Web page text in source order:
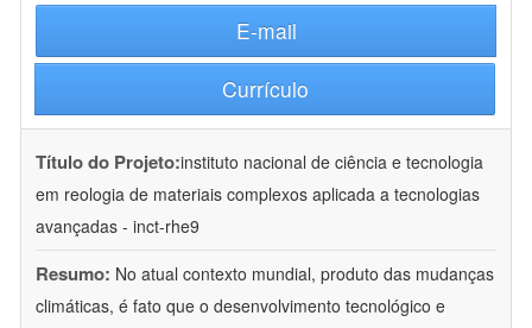
E-mail
Currículo
Título do Projeto:instituto nacional de ciência e tecnologia
em reologia de materiais complexos aplicada a tecnologias
avançadas - inct-rhe9
Resumo: No atual contexto mundial, produto das mudanças
climáticas, é fato que o desenvolvimento tecnológico e